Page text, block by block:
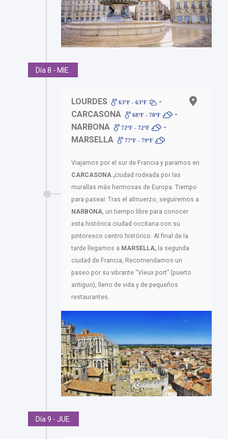
Día 8 - MIE.
LOURDES 63ºF - 63ºF
-
CARCASONA
68ºF - 70ºF
-
NARBONA
72ºF - 72ºF
-
MARSELLA
77ºF - 79ºF
Viajamos por el sur de Francia y paramos en
CARCASONA ,ciudad rodeada por las
murallas más hermosas de Europa. Tiempo
para pasear. Tras el almuerzo, seguiremos a
NARBONA, un tiempo libre para conocer
esta histórica ciudad occitana con su
pintoresco centro histórico. Al final de la
tarde llegamos a MARSELLA, la segunda
ciudad de Francia, Recomendamos un
paseo por su vibrante “Vieux port” (puerto
antiguo), lleno de vida y de pequeños
restaurantes.
Día 9 - JUE.